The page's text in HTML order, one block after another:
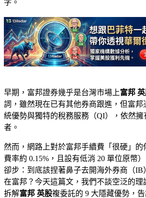
字。
早期，富邦證券幾乎是台灣市場上富邦
詞，雖然現在已有其他券商跟進，但富邦
統優勢與獨特的稅務服務（QI），依然
者。
然而，網路上對於富邦手續費「很硬」的
費率約 0.15%，且設有低消 20 單位原幣
卻步：到底該捏著鼻子去開海外券商（IB
在富邦？今天這篇文，我們不談空泛的理
拆解富邦 英股複委託的 9 大隱藏優勢，